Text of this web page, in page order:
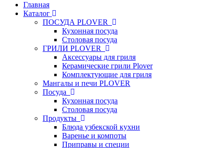
Главная
Каталог
ПОСУДА PLOVER
Кухонная посуда
Столовая посуда
ГРИЛИ PLOVER
Аксессуары для гриля
Керамические грили Plover
Комплектующие для гриля
Мангалы и печи PLOVER
Посуда
Кухонная посуда
Столовая посуда
Продукты
Блюда узбекской кухни
Варенье и компоты
Приправы и специи